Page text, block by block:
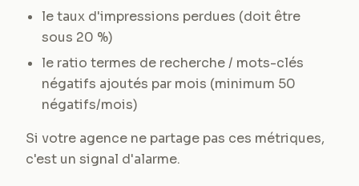
le taux d'impressions perdues (doit être
sous 20 %)
le ratio termes de recherche / mots-clés
négatifs ajoutés par mois (minimum 50
négatifs/mois)
Si votre agence ne partage pas ces métriques,
c'est un signal d'alarme.